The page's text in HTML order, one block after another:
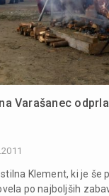
Varašanec
Klement, ki je še
po najboljših